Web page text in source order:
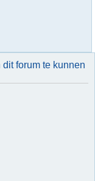
forum te kunnen